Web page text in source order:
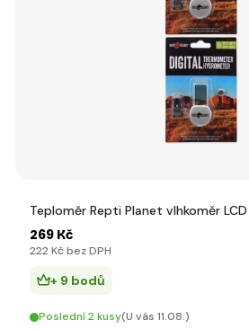
Teploměr Repti Planet vlhkoměr LCD
269 Kč
222 Kč bez DPH
+ 9 bodů
Poslední 2 kusy(U vás 11.08.)